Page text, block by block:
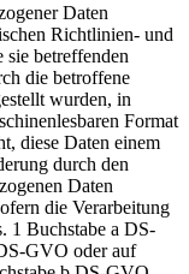
Daten
Richtlinien- und
sie betreffenden
die betroffene
wurden, in
Format
diese Daten einem
durch den
Daten
die Verarbeitung
1 Buchstabe a DS-
GVO oder auf